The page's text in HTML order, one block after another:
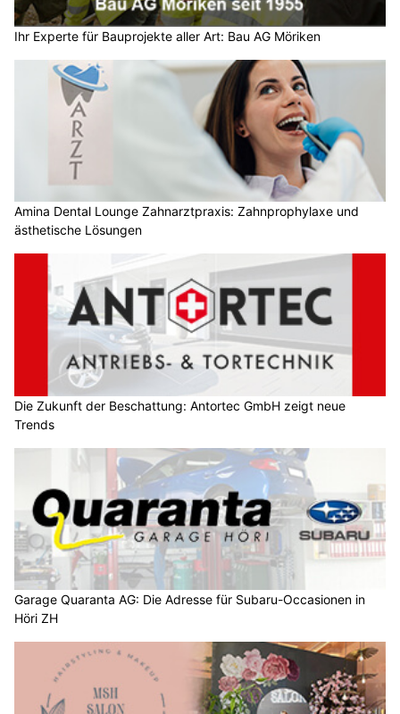
Ihr Experte für Bauprojekte aller Art: Bau AG Möriken
Amina Dental Lounge Zahnarztpraxis: Zahnprophylaxe und
ästhetische Lösungen
Die Zukunft der Beschattung: Antortec GmbH zeigt neue
Trends
Garage Quaranta AG: Die Adresse für Subaru-Occasionen in
Höri ZH